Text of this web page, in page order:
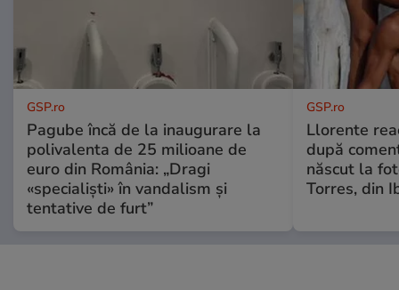
GSP.ro
Pagube încă de la inaugurare la
polivalenta de 25 milioane de
euro din România: „Dragi
«specialiști» în vandalism și
tentative de furt”
GSP.ro
Llorente
după
născut la
Torres, din